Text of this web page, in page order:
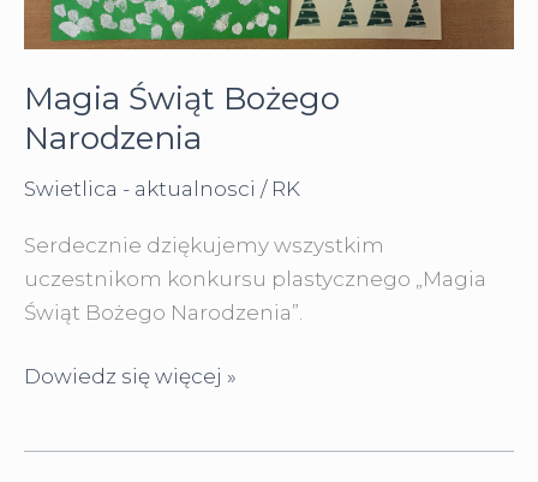
Magia Świąt Bożego
Narodzenia
Swietlica - aktualnosci / RK
Serdecznie dziękujemy wszystkim
uczestnikom konkursu plastycznego „Magia
Świąt Bożego Narodzenia”.
Magia
Dowiedz się więcej »